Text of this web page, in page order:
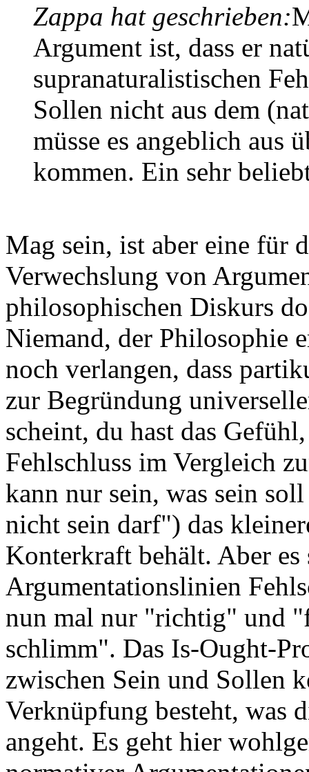
Zappa hat geschrieben:
Argument ist, dass er
supranaturalistischen
Sollen nicht aus dem
müsse es angeblich aus
kommen. Ein sehr
Mag sein, ist aber eine für
Verwechslung von
philosophischen Diskurs
Niemand, der Philosophie
noch verlangen, dass
zur Begründung
scheint, du hast das
Fehlschluss im Vergleich
kann nur sein, was sein
nicht sein darf") das
Konterkraft behält. Aber es
Argumentationslinien
nun mal nur "richtig" und
schlimm". Das Is-Ought-
zwischen Sein und Sollen
Verknüpfung besteht, was
angeht. Es geht hier